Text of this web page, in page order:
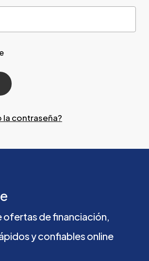
la contraseña?
ofertas definanciación,
yconfiables online